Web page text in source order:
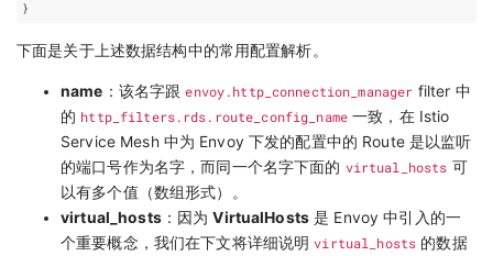
}
下面是关于上述数据结构中的常用配置解析。
name ：该名字跟envoy.http_connection_manager filter 中
的 http_filters.rds.route_config_name 一致，在 Istio
Service Mesh 中为 Envoy 下发的配置中的 Route 是以监听
的端口号作为名字，而同一个名字下面的 virtual_hosts 可
以有多个值（数组形式）。
virtual_hosts：因为VirtualHosts 是 Envoy 中引入的一
个重要概念，我们在下文将详细说明virtual_hosts 的数据